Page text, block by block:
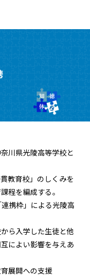
川県光陵高等学校と
教育校」のしくみを
程を編成する。
携枠」による光陵高
ら入学した生徒と他
によい影響を与えあ
展開への支援